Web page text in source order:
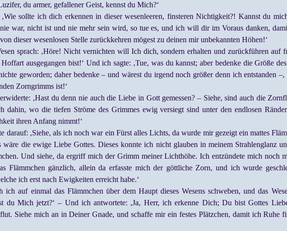
du armer, gefallener Geist, kennst du Mich?‘
sollte ich dich erkennen in dieser wesenleeren, finsteren Nichtigkeit?! Kannst du
war, nicht ist und nie mehr sein wird, so tue es, und ich will dir im Voraus danken,
dieser wesenlosen Stelle zurückkehren mögest zu deinen mir unbekannten Höhen!‘
sprach: ,Höre! Nicht vernichten will Ich dich, sondern erhalten und zurückführen auf
ausgegangen bist!‘ Und ich sagte: ,Tue, was du kannst; aber bedenke die Größe
geworden; daher bedenke – und wärest du irgend noch größer denn ich entstanden
Zorngrimms ist!‘
,Hast du denn nie auch die Liebe in Gott gemessen? – Siehe, sind auch die
dahin, wo die tiefen Ströme des Grimmes ewig versiegt sind unter den endlosen
ihren Anfang nimmt!‘
darauf: ,Siehe, als ich noch war ein Fürst alles Lichts, da wurde mir gezeigt ein mattes
wäre die ewige Liebe Gottes. Dieses konnte ich nicht glauben in meinem Strahlenglanz
Und siehe, da ergriff mich der Grimm meiner Lichthöhe. Ich entzündete mich noch
Flämmchen gänzlich, allein da erfasste mich der göttliche Zorn, und ich wurde
ich erst nach Ewigkeiten erreicht habe.‘
ich auf einmal das Flämmchen über dem Haupt dieses Wesens schweben, und das
du Mich jetzt?‘ – Und ich antwortete: ,Ja, Herr, ich erkenne Dich; Du bist Gottes
Siehe mich an in Deiner Gnade, und schaffe mir ein festes Plätzchen, damit ich Ruhe